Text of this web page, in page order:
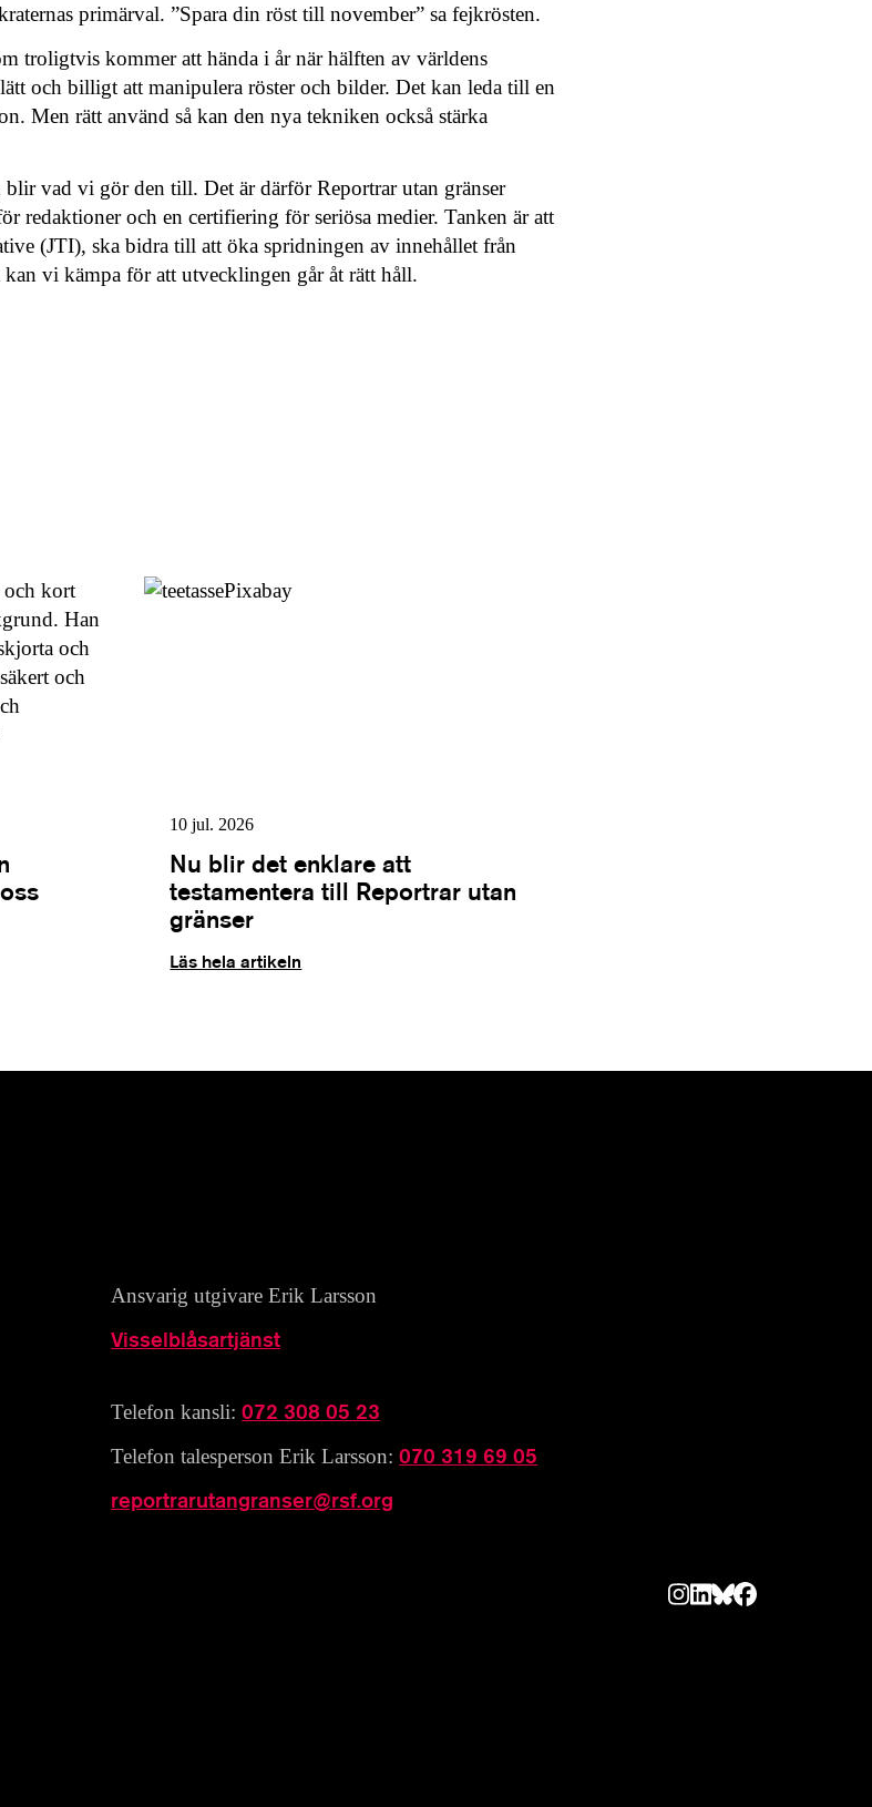
primärval. ”Spara din röst till november” sa fejkrösten.
troligtvis kommer att hända i år när hälften av världens
och billigt att manipulera röster och bilder. Det kan leda till en
Men rätt använd så kan den nya tekniken också stärka
vad vi gör den till. Det är därför Reportrar utan gränser
redaktioner och en certifiering för seriösa medier. Tanken är att
(JTI), ska bidra till att öka spridningen av innehållet från
kan vi kämpa för att utvecklingen går åt rätt håll.
10 jul. 2026
Nu blir det enklare att
testamentera till Reportrar utan
gränser
Läs hela artikeln
Ansvarig utgivare Erik Larsson
Visselblåsartjänst
Telefon kansli:072 308 05 23
Telefon talesperson Erik Larsson:070 319 69 05
reportrarutangranser@rsf.org